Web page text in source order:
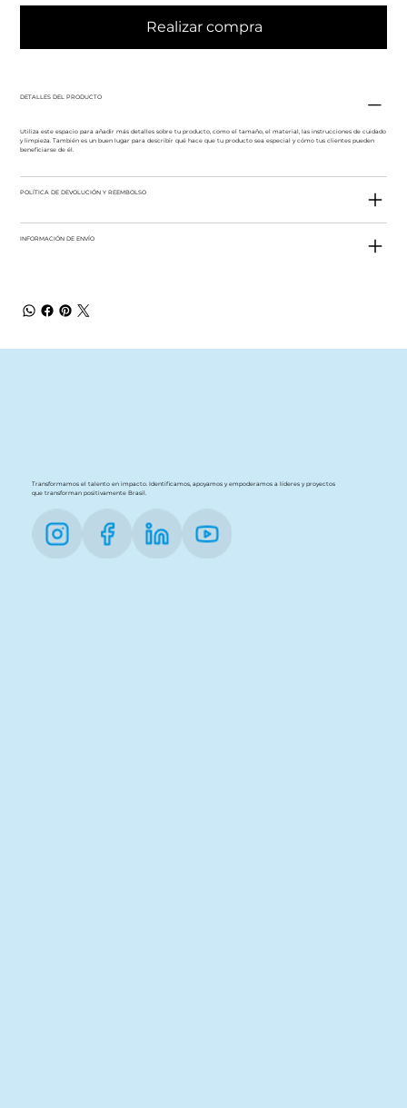
Realizar compra
DETALLES DEL PRODUCTO
Utiliza este espacio para añadir más detalles sobre tu producto, como el tamaño, el material, las instrucciones de cuidado
y limpieza. También es un buen lugar para describir qué hace que tu producto sea especial y cómo tus clientes pueden
beneficiarse de él.
POLÍTICA DE DEVOLUCIÓN Y REEMBOLSO
INFORMACIÓN DE ENVÍO
Transformamos el talento en impacto. Identificamos, apoyamos y empoderamos a líderes y proyectos
que transforman positivamente Brasil.